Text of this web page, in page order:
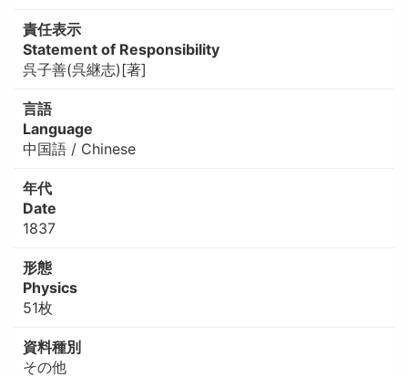
責任表示
Statement of Responsibility
呉子善(呉継志)[著]
言語
Language
中国語 / Chinese
年代
Date
1837
形態
Physics
51枚
資料種別
その他